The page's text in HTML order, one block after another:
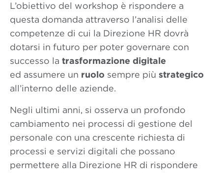
L’obiettivo del workshop è rispondere a
questa domanda attraverso l’analisi delle
competenze di cui la Direzione HR dovrà
dotarsi in futuro per poter governare con
successo la trasformazione digitale
ed assumere un ruolo sempre più strategico
all’interno delle aziende.
Negli ultimi anni, si osserva un profondo
cambiamento nei processi di gestione del
personale con una crescente richiesta di
processi e servizi digitali che possano
permettere alla Direzione HR di rispondere